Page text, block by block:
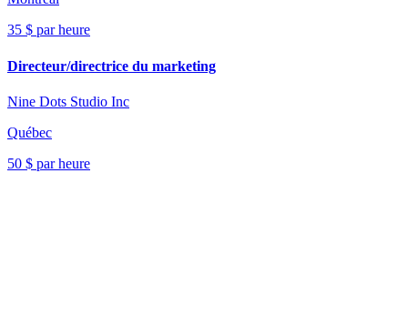
35 $ par heure
Directeur/directrice du marketing
Nine Dots Studio Inc
Québec
50 $ par heure